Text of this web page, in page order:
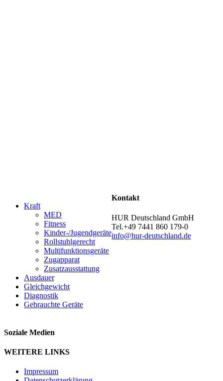
Kraft
MED
Fitness
Kinder-/Jugendgeräte
Rollstuhlgerecht
Multifunktionsgeräte
Zugapparat
Zusatzausstattung
Ausdauer
Gleichgewicht
Diagnostik
Gebrauchte Geräte
Kontakt
HUR Deutschland GmbH
Tel.+49 7441 860 179-0
info@hur-deutschland.de
Soziale Medien
WEITERE LINKS
Impressum